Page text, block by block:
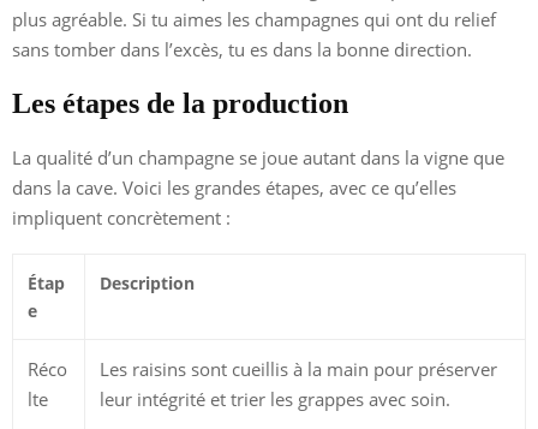
plus agréable. Si tu aimes les champagnes qui ont du relief
sans tomber dans l’excès, tu es dans la bonne direction.
Les étapes de la production
La qualité d’un champagne se joue autant dans la vigne que
dans la cave. Voici les grandes étapes, avec ce qu’elles
impliquent concrètement :
Étap
e
Description
Réco
lte
Les raisins sont cueillis à la main pour préserver
leur intégrité et trier les grappes avec soin.